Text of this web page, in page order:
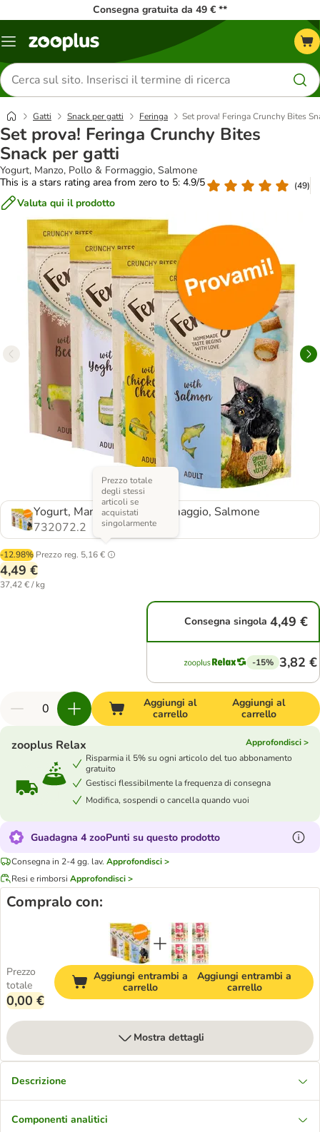
Consegna gratuita da 49 € **
Overview
Cerca
prodotti
Gatti Snack per gatti Feringa Set prova! Feringa Crunchy Bites
Set prova! Feringa Crunchy Bites
Snack per gatti
Yogurt, Manzo, Pollo & Formaggio, Salmone
This is a stars rating area from zero to 5: 4.9/5
(49)
Valuta qui il prodotto
Yogurt, Manzo, Pollo & Formaggio, Salmone
732072.2
-12.98% Prezzo reg. 5,16 €
Prezzo totale
degli stessi
articoli se
acquistati
singolarmente
4,49 €
37,42 € / kg
Consegna singola 4,49 €
-15% 3,82 €
Aggiungi al
carrello
Aggiungi al
carrello
zooplus Relax
Approfondisci >
Risparmia il 5% su ogni articolo del tuo abbonamento
gratuito
Gestisci flessibilmente la frequenza di consegna
Modifica, sospendi o cancella quando vuoi
Guadagna 4 zooPunti su questo prodotto
Consegna in 2-4 gg. lav. Approfondisci >
Resi e rimborsi Approfondisci >
Compralo con:
Prezzo
totale
0,00 €
Aggiungi entrambi a
carrello
Aggiungi entrambi a
carrello
Mostra dettagli
Descrizione
Componenti analitici